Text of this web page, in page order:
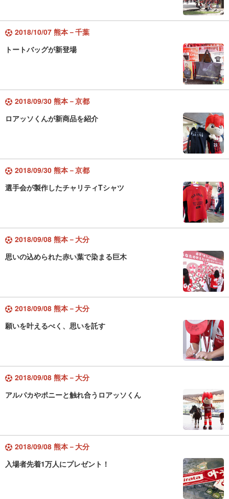
2018/10/07 熊本－千葉
トートバッグが新登場
2018/09/30 熊本－京都
ロアッソくんが新商品を紹介
2018/09/30 熊本－京都
選手会が製作したチャリティTシャツ
2018/09/08 熊本－大分
思いの込められた赤い葉で染まる巨木
2018/09/08 熊本－大分
願いを叶えるべく、思いを託す
2018/09/08 熊本－大分
アルパカやポニーと触れ合うロアッソくん
2018/09/08 熊本－大分
入場者先着1万人にプレゼント！